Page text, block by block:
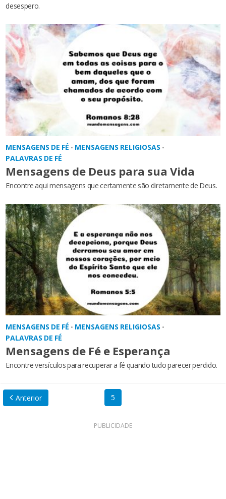
desespero.
MENSAGENS DE FÉ • MENSAGENS RELIGIOSAS •
PALAVRAS DE FÉ
Mensagens de Deus para sua Vida
Encontre aqui mensagens que certamente são diretamente de Deus.
MENSAGENS DE FÉ • MENSAGENS RELIGIOSAS •
PALAVRAS DE FÉ
Mensagens de Fé e Esperança
Encontre versículos para recuperar a fé quando tudo parecer perdido.
Anterior 5
PUBLICIDADE